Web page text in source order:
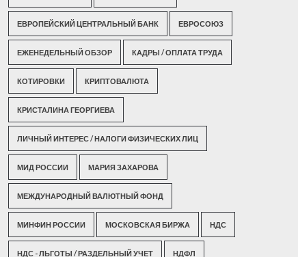
ЕВРОПЕЙСКИЙ ЦЕНТРАЛЬНЫЙ БАНК ЕВРОСОЮЗ
ЕЖЕНЕДЕЛЬНЫЙ ОБЗОР КАДРЫ / ОПЛАТА ТРУДА
КОТИРОВКИ КРИПТОВАЛЮТА
КРИСТАЛИНА ГЕОРГИЕВА
ЛИЧНЫЙ ИНТЕРЕС / НАЛОГИ ФИЗИЧЕСКИХ ЛИЦ
МИД РОССИИ МАРИЯ ЗАХАРОВА
МЕЖДУНАРОДНЫЙ ВАЛЮТНЫЙ ФОНД
МИНФИН РОССИИ МОСКОВСКАЯ БИРЖА НДС
НДС - ЛЬГОТЫ / РАЗДЕЛЬНЫЙ УЧЕТ НДФЛ